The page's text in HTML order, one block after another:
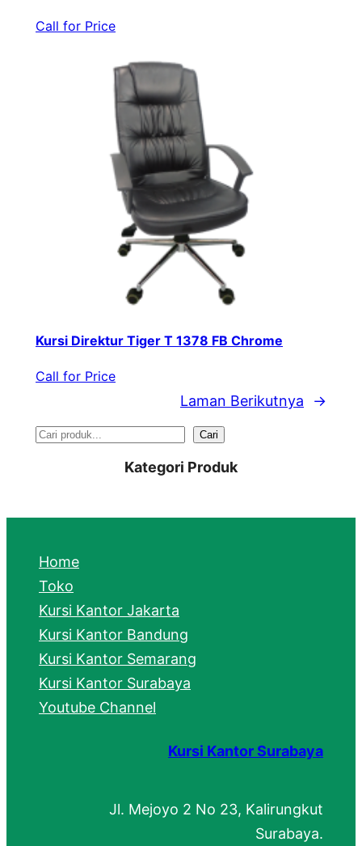
Call for Price
Kursi Direktur Tiger T 1378 FB Chrome
Call for Price
Laman Berikutnya →
S
r
h
Cari
Kategori Produk
Home
Toko
Kursi Kantor Jakarta
Kursi Kantor Bandung
Kursi Kantor Semarang
Kursi Kantor Surabaya
Youtube Channel
Kursi Kantor Surabaya
Jl. Mejoyo 2 No 23, Kalirungkut
Surabaya.